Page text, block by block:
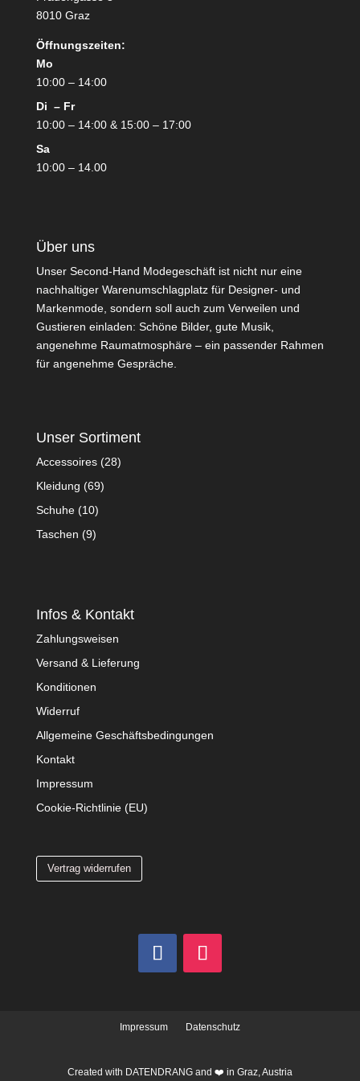
8010 Graz
Öffnungszeiten:
Mo
10:00 – 14:00
Di – Fr
10:00 – 14:00 & 15:00 – 17:00
Sa
10:00 – 14.00
Über uns
Unser Second-Hand Modegeschäft ist nicht nur eine
nachhaltiger Warenumschlagplatz für Designer- und
Markenmode, sondern soll auch zum Verweilen und
Gustieren einladen: Schöne Bilder, gute Musik,
angenehme Raumatmosphäre – ein passender Rahmen
für angenehme Gespräche.
Unser Sortiment
Accessoires (28)
Kleidung (69)
Schuhe (10)
Taschen (9)
Infos & Kontakt
Zahlungsweisen
Versand & Lieferung
Konditionen
Widerruf
Allgemeine Geschäftsbedingungen
Kontakt
Impressum
Cookie-Richtlinie (EU)
Vertrag widerrufen
Impressum Datenschutz
Created with DATENDRANGand ❤️ in Graz, Austria